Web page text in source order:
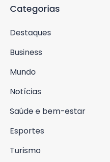
Categorias
Destaques
Business
Mundo
Notícias
Saúde e bem-estar
Esportes
Turismo